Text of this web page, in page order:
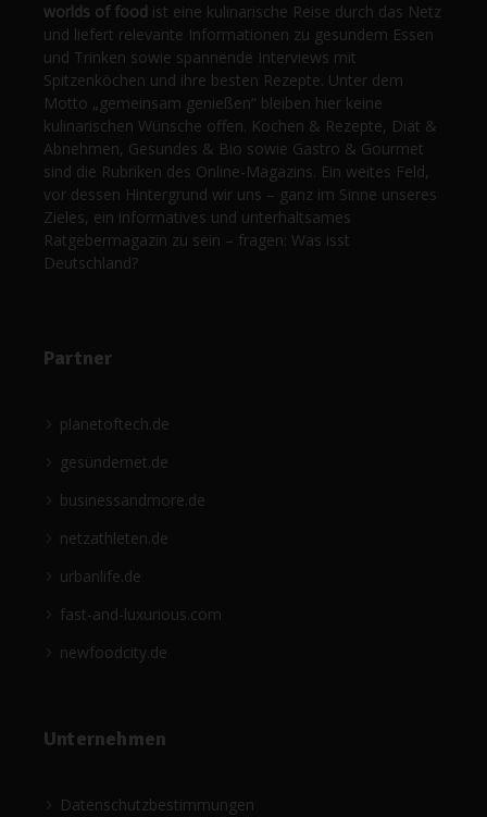
worlds of food ist eine kulinarische Reise durch das Netz
und liefert relevante Informationen zu gesundem Essen
und Trinken sowie spannende Interviews mit
Spitzenköchen und ihre besten Rezepte. Unter dem
Motto „gemeinsam genießen“ bleiben hier keine
kulinarischen Wünsche offen. Kochen & Rezepte, Diät &
Abnehmen, Gesundes & Bio sowie Gastro & Gourmet
sind die Rubriken des Online-Magazins. Ein weites Feld,
vor dessen Hintergrund wir uns – ganz im Sinne unseres
Zieles, ein informatives und unterhaltsames
Ratgebermagazin zu sein – fragen: Was isst
Deutschland?
Partner
planetoftech.de
gesündernet.de
businessandmore.de
netzathleten.de
urbanlife.de
fast-and-luxurious.com
newfoodcity.de
Unternehmen
Datenschutzbestimmungen